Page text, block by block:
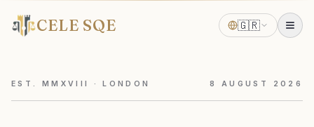
CELE SQE 🇬🇷
EST. MMXVIII · LONDON 8 AUGUST 2026